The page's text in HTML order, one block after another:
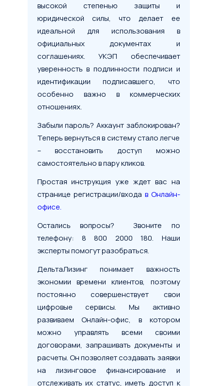
высокой степенью защиты и
юридической силы, что делает ее
идеальной для использования в
официальных документах и
соглашениях. УКЭП обеспечивает
уверенность в подлинности подписи и
идентификации подписавшего, что
особенно важно в коммерческих
отношениях.
Забыли пароль? Аккаунт заблокирован?
Теперь вернуться в систему стало легче
– восстановить доступ можно
самостоятельно в пару кликов.
Простая инструкция уже ждет вас на
странице регистрации/входа в Онлайн-
офисе.
Остались вопросы? Звоните по
телефону: 8 800 2000 180. Наши
эксперты помогут разобраться.
ДельтаЛизинг понимает важность
экономии времени клиентов, поэтому
постоянно совершенствует свои
цифровые сервисы. Мы активно
развиваем Онлайн-офис, в котором
можно управлять всеми своими
договорами, запрашивать документы и
расчеты. Он позволяет создавать заявки
на лизинговое финансирование и
отслеживать их статус, иметь доступ к